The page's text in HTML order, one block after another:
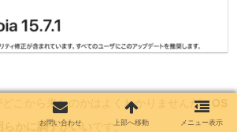
どこから来たのかはよくわかりませんが、 OS
らかに調子がいい です。
お問い合わせ 上部へ移動 メニュー表示